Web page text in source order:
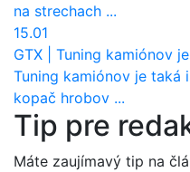
na strechach ...
15.01
GTX
Tuning kamiónov je stále
Tuning kamiónov je
kopač hrobov ...
Tip pre
Máte zaujímavý tip na